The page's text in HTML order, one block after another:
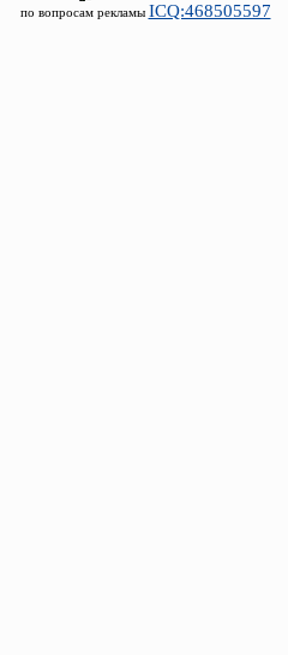
по вопросам рекламы ICQ:468505597